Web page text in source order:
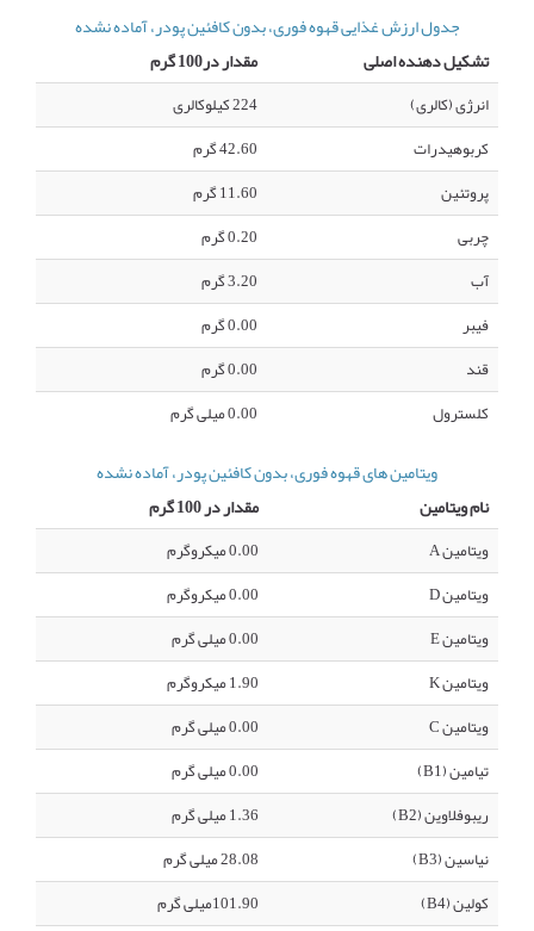
جدول ارزش غذایی قهوه فوری، بدون کافئین پودر، آماده نشده
تشکیل دهنده اصلی
مقدار در100 گرم
انرژی (کالری)
224 کیلوکالری
کربوهیدرات
42.60 گرم
پروتئین
11.60 گرم
چربی
0.20 گرم
آب
3.20 گرم
فیبر
0.00 گرم
قند
0.00 گرم
کلسترول
0.00 میلی گرم
ویتامین های قهوه فوری، بدون کافئین پودر، آماده نشده
نام ویتامین
مقدار در 100 گرم
ویتامین A
0.00 میکروگرم
ویتامین D
0.00 میکروگرم
ویتامین E
0.00 میلی گرم
ویتامین K
1.90 میکروگرم
ویتامین C
0.00 میلی گرم
تیامین (B1)
0.00 میلی گرم
ریبوفلاوین (B2)
1.36 میلی گرم
نیاسین (B3)
28.08 میلی گرم
کولین (B4)
101.90میلی گرم